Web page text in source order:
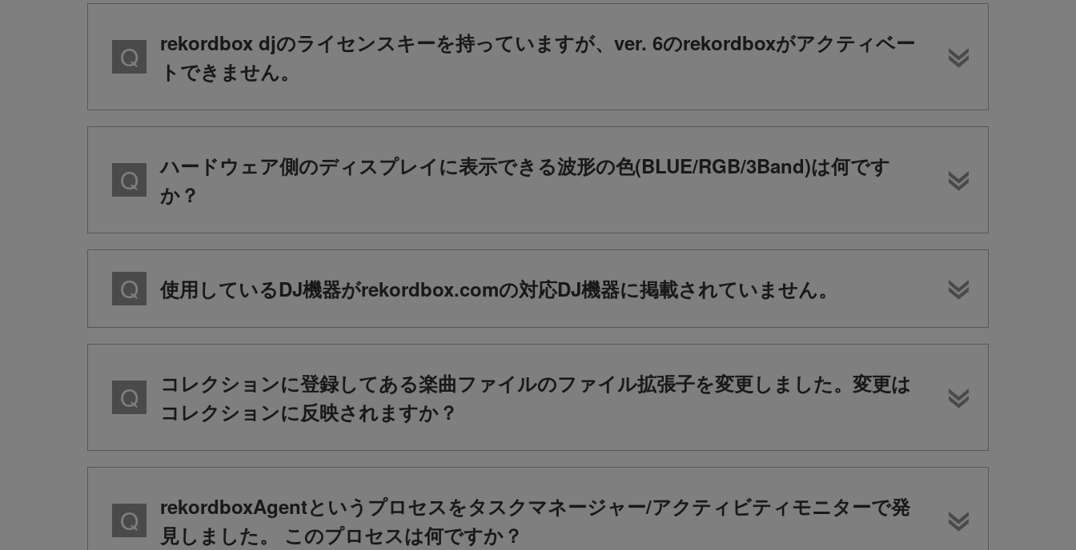
rekordbox djのライセンスキーを持っていますが、ver. 6のrekordboxがアクティベー
トできません。
ハードウェア側のディスプレイに表示できる波形の色(BLUE/RGB/3Band)は何です
か？
使用しているDJ機器がrekordbox.comの対応DJ機器に掲載されていません。
コレクションに登録してある楽曲ファイルのファイル拡張子を変更しました。変更は
コレクションに反映されますか？
rekordboxAgentというプロセスをタスクマネージャー/アクティビティモニターで発
見しました。 このプロセスは何ですか？